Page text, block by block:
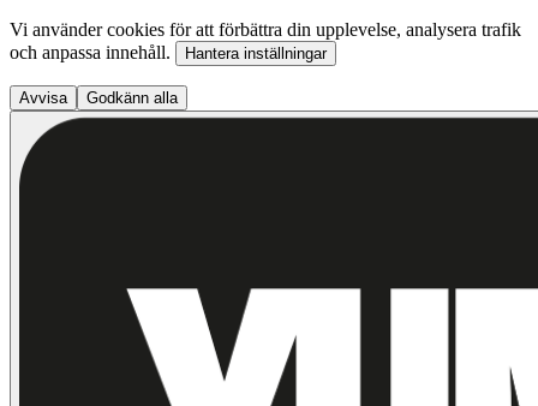
Vi använder cookies för att förbättra din upplevelse, analysera trafik
och anpassa innehåll.
Hantera inställningar
Avvisa Godkänn alla